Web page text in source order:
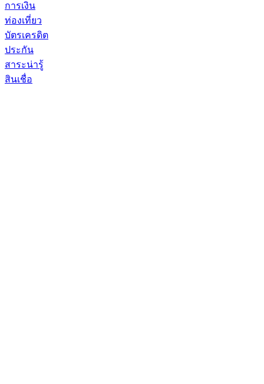
การเงิน
ท่องเที่ยว
บัตรเครดิต
ประกัน
สาระน่ารู้
สินเชื่อ